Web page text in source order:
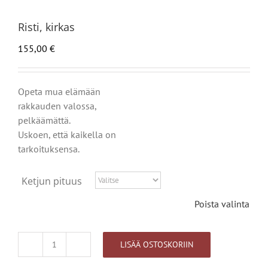
Risti, kirkas
155,00 €
Opeta mua elämään
rakkauden valossa,
pelkäämättä.
Uskoen, että kaikella on
tarkoituksensa.
Ketjun pituus
Poista valinta
Risti,
LISÄÄ OSTOSKORIIN